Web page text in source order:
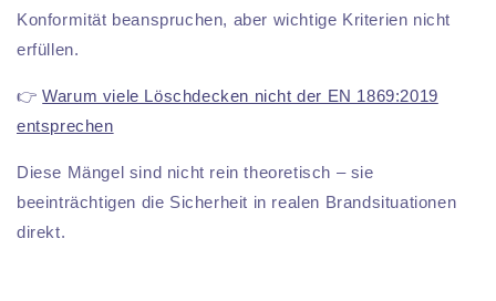
Konformität beanspruchen, aber wichtige Kriterien nicht
erfüllen.
👉Warum viele Löschdecken nicht der EN 1869:2019
entsprechen
Diese Mängel sind nicht rein theoretisch – sie
beeinträchtigen die Sicherheit in realen Brandsituationen
direkt.